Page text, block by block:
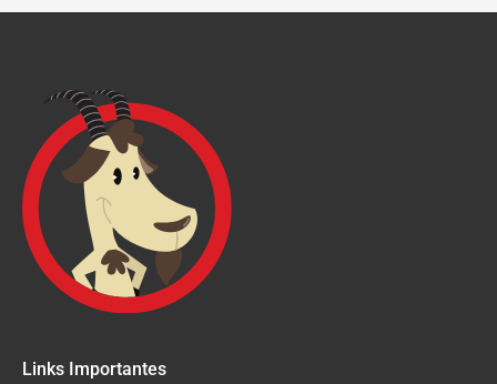
Links Importantes